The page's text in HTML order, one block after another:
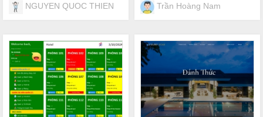
NGUYEN QUOC THIEN Trần Hoàng Nam